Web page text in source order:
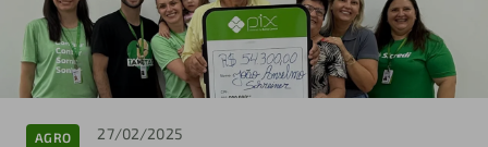
AGRO 27/02/2025